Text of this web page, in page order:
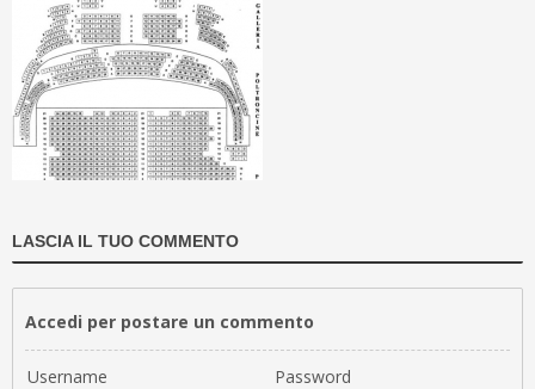
LASCIA IL TUO COMMENTO
Accedi per postare un commento
Username Password